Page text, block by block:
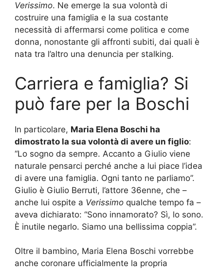
Verissimo. Ne emerge la sua volontà di
costruire una famiglia e la sua costante
necessità di affermarsi come politica e come
donna, nonostante gli affronti subiti, dai quali è
nata tra l’altro una denuncia per stalking.
Carriera e famiglia? Si
può fare per la Boschi
In particolare, Maria Elena Boschi ha
dimostrato la sua volontà di avere un figlio:
“Lo sogno da sempre. Accanto a Giulio viene
naturale pensarci perché anche a lui piace l’idea
di avere una famiglia. Ogni tanto ne parliamo”.
Giulio è Giulio Berruti, l’attore 36enne, che –
anche lui ospite a Verissimo qualche tempo fa –
aveva dichiarato: “Sono innamorato? Sì, lo sono.
È inutile negarlo. Siamo una bellissima coppia”.
Oltre il bambino, Maria Elena Boschi vorrebbe
anche coronare ufficialmente la propria